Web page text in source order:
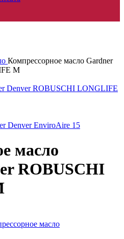
Компрессорное масло Gardner
M
Denver ROBUSCHI LONGLIFE
Denver EnviroAire 15
масло
ROBUSCHI
масло